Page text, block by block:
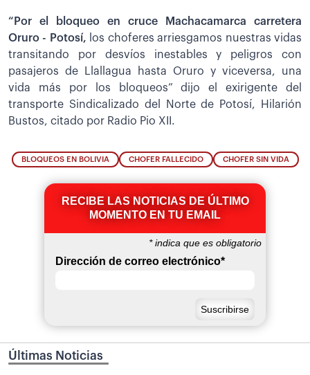
“Por el bloqueo en cruce Machacamarca carretera
Oruro - Potosí, los choferes arriesgamos nuestras vidas
transitando por desvíos inestables y peligros con
pasajeros de Llallagua hasta Oruro y viceversa, una
vida más por los bloqueos” dijo el exirigente del
transporte Sindicalizado del Norte de Potosí, Hilarión
Bustos, citado por Radio Pio XII.
BLOQUEOS EN BOLIVIA CHOFER FALLECIDO CHOFER SIN VIDA
RECIBE LAS NOTICIAS DE ÚLTIMO
MOMENTO EN TU EMAIL
*indica que es obligatorio
Dirección de correo electrónico*
Últimas Noticias